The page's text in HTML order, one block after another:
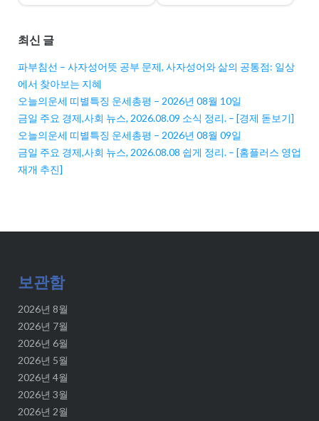
최신 글
파부침선 – 사자성어뜻 공부 문제, 사자성어와 삶의 공통점: 일상
에서 찾아보는 지혜
오늘의운세 띠별특징 운세총평 – 2026년 08월 10일
금일 주요 경제,사회 뉴스, 2026.08.09 소식 정리. – [경제 돋보기]
오늘의운세 띠별특징 운세총평 – 2026년 08월 09일
금일 주요 경제,사회 뉴스, 2026.08.08 쉽게 정리. – [홈플러스 영업
재개 추진]
보관함
2026년 8월
2026년 7월
2026년 6월
2026년 5월
2026년 4월
2026년 3월
2026년 2월